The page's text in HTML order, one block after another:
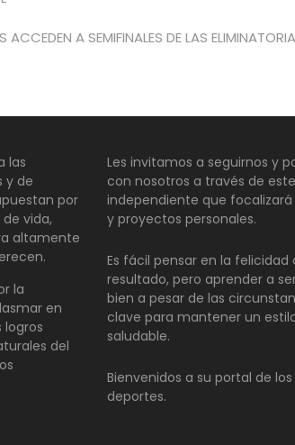
ACCEDEN A SEMIFINALES DE LAS
las
y de
por
vida,
altamente
la
en
logros
del
Les invitamos a seguirnos y
con nosotros a través de
independiente que
y proyectos personales.
Es fácil pensar en la
resultado, pero aprender a
bien a pesar de las
clave para mantener un
saludable.
Bienvenidos a su portal de los
deportes.